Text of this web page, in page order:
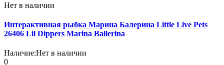
Нет в наличии
Интерактивная рыбка Марина Балерина Little Live Pets
26406 Lil Dippers Marina Ballerina
Наличие:Нет в наличии
0